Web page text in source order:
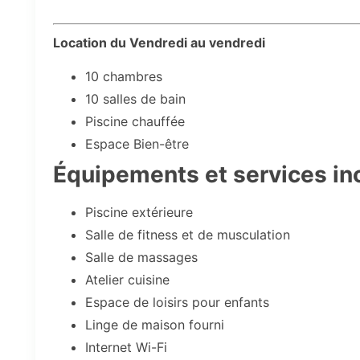
Location du Vendredi au vendredi
10 chambres
10 salles de bain
Piscine chauffée
Espace Bien-être
Équipements et services
Piscine extérieure
Salle de fitness et de musculation
Salle de massages
Atelier cuisine
Espace de loisirs pour enfants
Linge de maison fourni
Internet Wi-Fi